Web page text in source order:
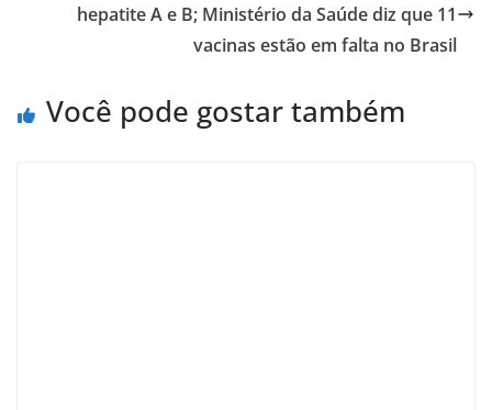
hepatite A e B; Ministério da Saúde diz que 11
vacinas estão em falta no Brasil
Você pode gostar também